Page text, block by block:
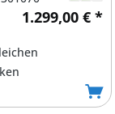
Tasten,...
1.299,00 € *